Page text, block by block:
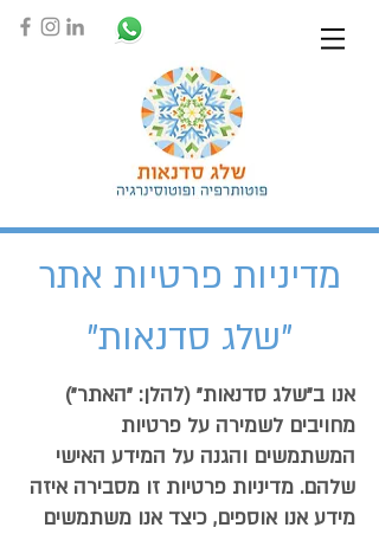
מדיניות פרטיות אתר
"שלג סדנאות"
אנו ב"שלג סדנאות" (להלן: "האתר")
מחויבים לשמירה על פרטיות
המשתמשים והגנה על המידע האישי
שלהם. מדיניות פרטיות זו מסבירה איזה
מידע אנו אוספים, כיצד אנו משתמשים